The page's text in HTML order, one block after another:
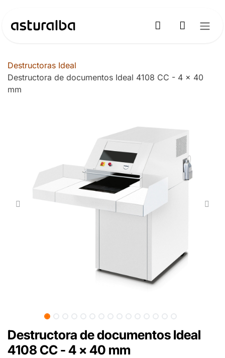
Destructoras Ideal
Destructora de documentos Ideal 4108 CC - 4 x 40
mm
Destructora de documentos Ideal
4108 CC - 4 x 40 mm